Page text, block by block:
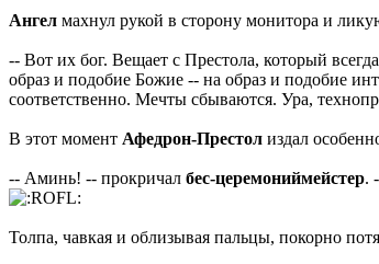
Ангел махнул рукой в сторону монитора и
-- Вот их бог. Вещает с Престола, который
образ и подобие Божие -- на образ и подобие
соответственно. Мечты сбываются. Ура,
В этот момент Афедрон-Престол издал
-- Аминь! -- прокричал бес-церемониймейстер.
Толпа, чавкая и облизывая пальцы, покорно